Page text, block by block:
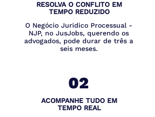
RESOLVA O CONFLITO EM
TEMPO REDUZIDO
O Negócio Juridico Processual -
NJP, no JusJobs, querendo os
advogados, pode durar de três a
seis meses.
02
ACOMPANHE TUDO EM
TEMPO REAL